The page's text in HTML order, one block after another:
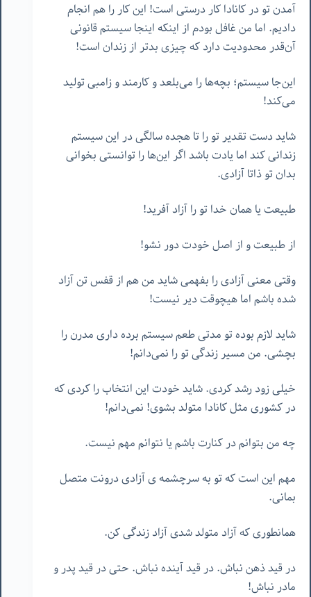
آمدن تو در کانادا کار درستی است! این کار را هم انجام
دادیم. اما من غافل بودم از اینکه اینجا سیستم قانونی
آن‌قدر محدودیت دارد که چیزی بدتر از زندان است!
این‌جا سیستم؛ بچه‌ها را می‌بلعد و کارمند و زامبی تولید
می‌کند!
شاید دست تقدیر تو را تا هجده سالگی در این سیستم
زندانی کند اما یادت باشد اگر این‌ها را توانستی بخوانی
بدان تو ذاتا آزادی.
طبیعت یا همان خدا تو را آزاد آفرید!
از طبیعت و از اصل خودت دور نشو!
وقتی معنی آزادی را بفهمی شاید من هم از قفس تن آزاد
شده باشم اما هیچوقت دیر نیست!
شاید لازم بوده تو مدتی طعم سیستم برده داری مدرن را
بچشی. من مسیر زندگی تو را نمی‌دانم!
خیلی زود رشد کردی. شاید خودت این انتخاب را کردی که
در کشوری مثل کانادا متولد بشوی! نمی‌دانم!
چه من بتوانم در کنارت باشم یا نتوانم مهم نیست.
مهم این است که تو به سرچشمه ی آزادی درونت متصل
بمانی.
همانطوری که آزاد متولد شدی آزاد زندگی کن.
در قید ذهن نباش. در قید آینده نباش. حتی در قید پدر و
مادر نباش!